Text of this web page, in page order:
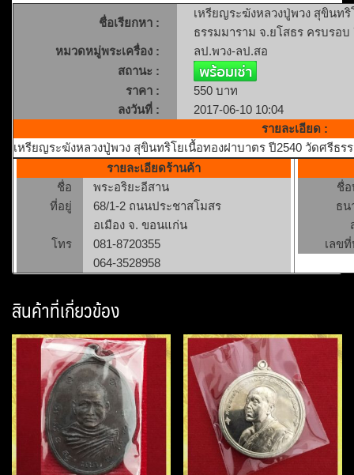
ชื่อเรียกหา :
เหรียญระฆังหลวงปู่พวง สุขินท
ธรรมมาราม จ.ยโสธร ครบรอบ
หมวดหมู่พระเครื่อง :
ลป.พวง-ลป.สอ
สถานะ :
ราคา :
550 บาท
ลงวันที่ :
2017-06-10 10:04
รายละเอียด :
เหรียญระฆังหลวงปู่พวง สุขินทริโยเนื้อทองฝาบาตร ปี2540 วัดศรีธ
รายละเอียดร้านค้า
ชื่อ
พระอริยะอีสาน
ที่อยู่
68/1-2 ถนนประชาสโมสร
อเมือง จ. ขอนแก่น
โทร
081-8720355
064-3528958
ชื่
ธน
เลข
สินค้าที่เกี่ยวข้อง